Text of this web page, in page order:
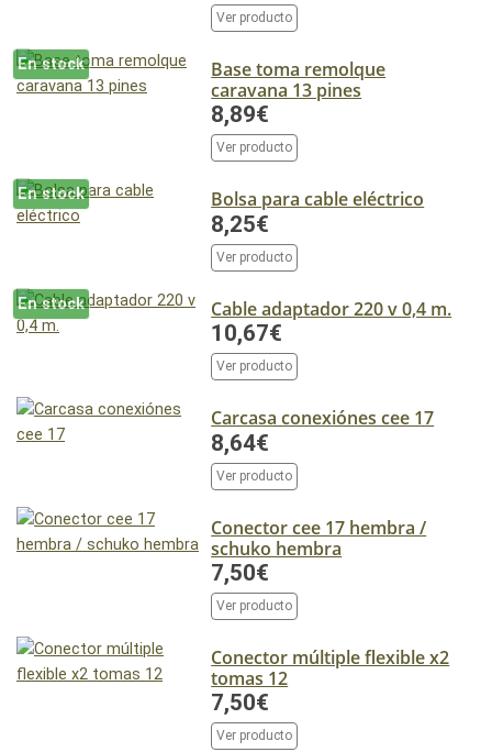
Ver producto
En stock
Base toma remolque
caravana 13 pines
8,89€
Ver producto
En stock Bolsa para cable eléctrico
8,25€
Ver producto
En stock Cable adaptador 220 v 0,4 m.
10,67€
Ver producto
Carcasa conexiónes cee 17
8,64€
Ver producto
Conector cee 17 hembra /
schuko hembra
7,50€
Ver producto
Conector múltiple flexible x2
tomas 12
7,50€
Ver producto